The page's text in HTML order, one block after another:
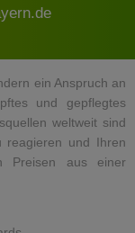
ein Anspruch an
und gepflegtes
weltweit sind
und Ihren
Preisen aus einer